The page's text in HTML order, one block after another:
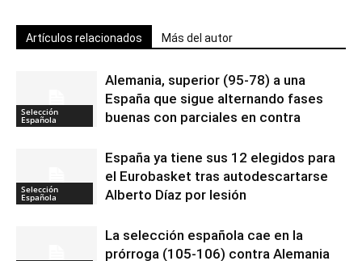
Artículos relacionados Más del autor
Selección
Española
Alemania, superior (95-78) a una
España que sigue alternando fases
buenas con parciales en contra
Selección
Española
España ya tiene sus 12 elegidos para
el Eurobasket tras autodescartarse
Alberto Díaz por lesión
La selección española cae en la
prórroga (105-106) contra Alemania